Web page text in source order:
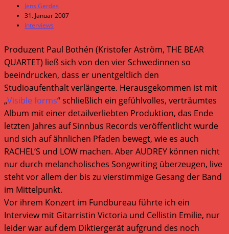
Beitrags-
Autor:
Jens Gerdes
Beitrag
veröffentlicht:
31. Januar 2007
Beitrags-
Interviews
Produzent Paul Bothén (Kristofer Aström, THE BEAR
QUARTET) ließ sich von den vier Schwedinnen so
beeindrucken, dass er unentgeltlich den
Studioaufenthalt verlängerte. Herausgekommen ist mit
„Visible forms“ schließlich ein gefühlvolles, verträumtes
Album mit einer detailverliebten Produktion, das Ende
letzten Jahres auf Sinnbus Records veröffentlicht wurde
und sich auf ähnlichen Pfaden bewegt, wie es auch
RACHEL’S und LOW machen. Aber AUDREY können nicht
nur durch melancholisches Songwriting überzeugen, live
steht vor allem der bis zu vierstimmige Gesang der Band
im Mittelpunkt.
Vor ihrem Konzert im Fundbureau führte ich ein
Interview mit Gitarristin Victoria und Cellistin Emilie, nur
leider war auf dem Diktiergerät aufgrund des noch